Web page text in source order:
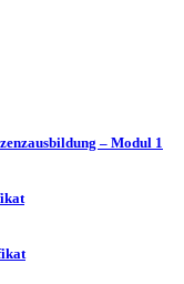
– Modul 1